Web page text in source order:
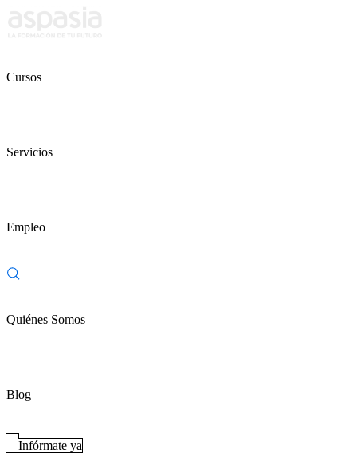
Cursos
Servicios
Empleo
Quiénes Somos
Blog
Infórmate ya